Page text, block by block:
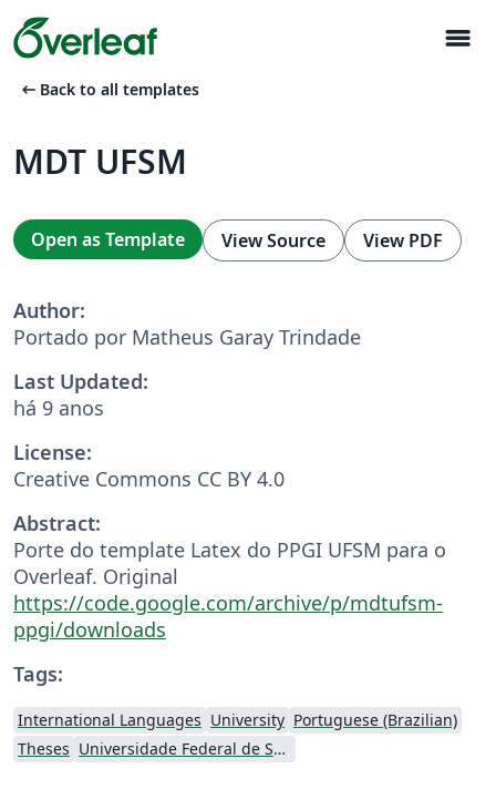
menu
arrow_left_alt Back to all templates
MDT UFSM
Open as Template View Source View PDF
Author:
Portado por Matheus Garay Trindade
Last Updated:
há 9 anos
License:
Creative Commons CC BY 4.0
Abstract:
Porte do template Latex do PPGI UFSM para o
Overleaf. Original
https://code.google.com/archive/p/mdtufsm-
ppgi/downloads
Tags:
International Languages University Portuguese (Brazilian)
Theses
Universidade Federal de Santa Maria